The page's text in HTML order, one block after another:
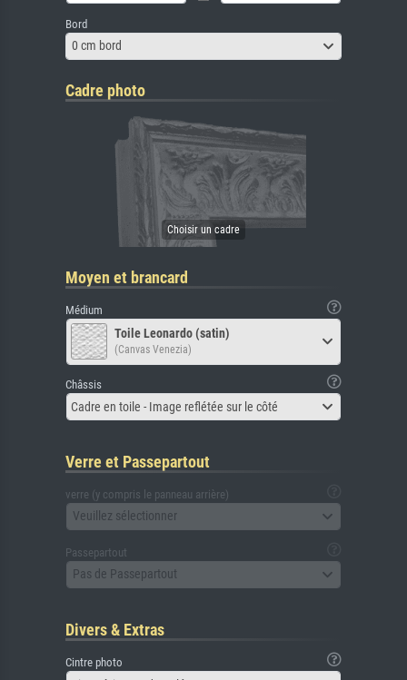
Bord
0 cm bord
Cadre photo
Moyen et brancard
Médium
Toile Leonardo (satin)
(Canvas Venezia)
Châssis
Cadre en toile - Image reflétée sur le côté
Verre et Passepartout
verre (y compris le panneau arrière)
Veuillez sélectionner
Passepartout
Pas de Passepartout
Divers & Extras
Cintre photo